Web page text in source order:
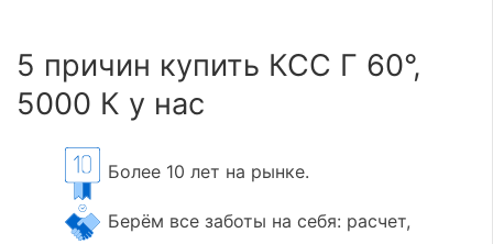
5 причин купить КСС Г 60°,
5000 К у нас
Более 10 лет на рынке.
Берём все заботы на себя: расчет,